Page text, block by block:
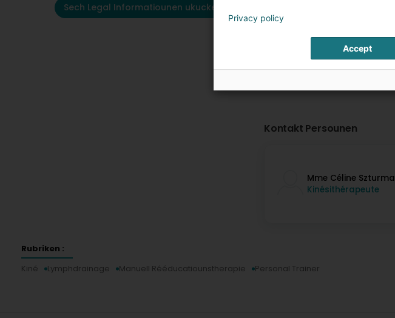
Sech Legal Informatiounen ukucken
Kontakt Persounen
Mme Céline Szturma
Kinésithérapeute
Rubriken :
Kiné
Lymphdrainage Manuell Rééducatiounstherapie Personal Trainer
Privacy policy
Accept